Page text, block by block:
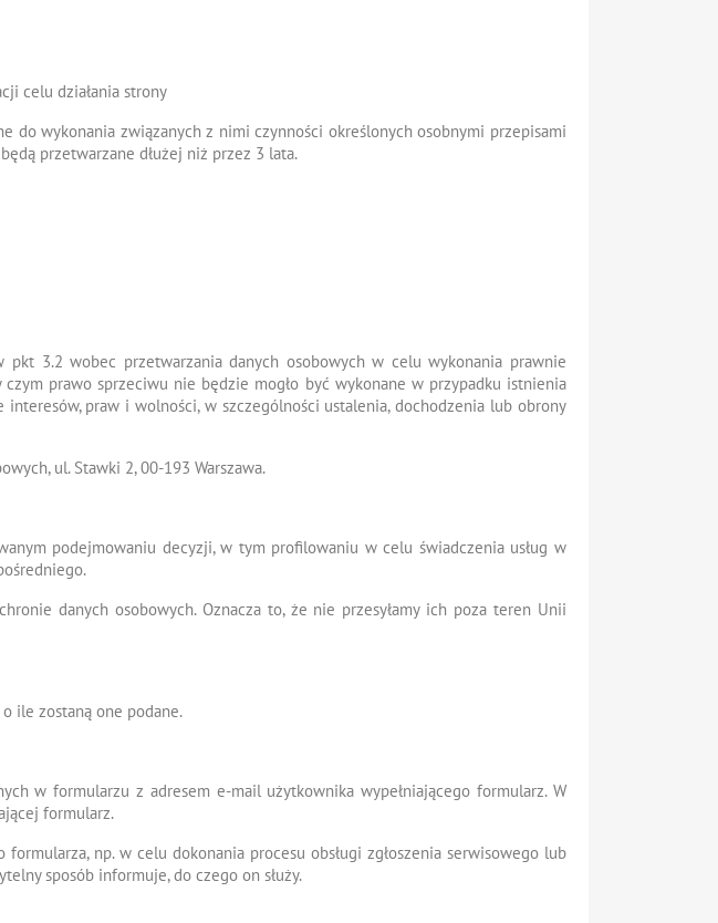
celu działania strony
do wykonania związanych z nimi czynności określonych osobnymi przepisami
przetwarzane dłużej niż przez 3 lata.
pkt 3.2 wobec przetwarzania danych osobowych w celu wykonania prawnie
prawo sprzeciwu nie będzie mogło być wykonane w przypadku istnienia
praw i wolności, w szczególności ustalenia, dochodzenia lub obrony
ul. Stawki 2, 00-193 Warszawa.
podejmowaniu decyzji, w tym profilowaniu w celu świadczenia usług w
danych osobowych. Oznacza to, że nie przesyłamy ich poza teren Unii
ile zostaną one podane.
w formularzu z adresem e-mail użytkownika wypełniającego formularz. W
formularz.
np. w celu dokonania procesu obsługi zgłoszenia serwisowego lub
sposób informuje, do czego on służy.